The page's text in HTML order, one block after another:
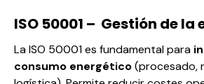
ISO 50001 – Gestión de la
LaISO 50001es fundamental para
consumo energético(procesado,